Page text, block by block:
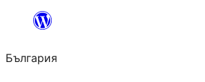
България